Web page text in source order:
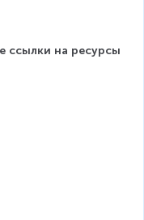
ссылки на ресурсы